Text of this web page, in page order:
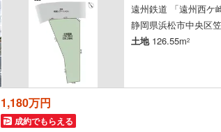
遠州鉄道 「遠州西ケ
静岡県浜松市中央区
土地126.55m2
1,180万円
成約でもらえる
徳島 香川 愛媛
長崎
菊川市 (2)
賀茂郡東伊豆町
賀茂郡松崎町
駿東郡清水町(13)
榛原郡吉田町
増楽町(1)
)
5)
茄子町
西山町(1)
オンライン対応とは？ 保存した